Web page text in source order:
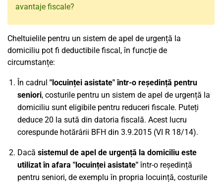
avantaje fiscale?
Cheltuielile pentru un sistem de apel de urgență la
domiciliu pot fi deductibile fiscal, în funcție de
circumstanțe:
În cadrul "locuinței asistate" într-o reședință pentru
seniori, costurile pentru un sistem de apel de urgență la
domiciliu sunt eligibile pentru reduceri fiscale. Puteți
deduce 20 la sută din datoria fiscală. Acest lucru
corespunde hotărârii BFH din 3.9.2015 (VI R 18/14).
Dacă sistemul de apel de urgență la domiciliu este
utilizat în afara "locuinței asistate"într-o reședință
pentru seniori, de exemplu în propria locuință, costurile